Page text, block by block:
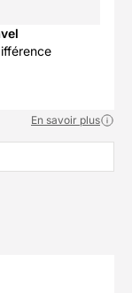
En savoir plus